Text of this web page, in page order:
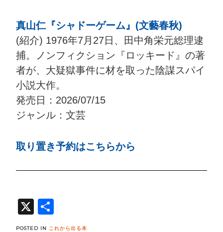
真山仁『シャドーゲーム』(文藝春秋)
(紹介) 1976年7月27日、田中角栄元総理逮
捕。ノンフィクション『ロッキード』の著
者が、大疑獄事件に材を取った陰謀スパイ
小説大作。
発売日：2026/07/15
ジャンル：文芸
取り置き予約はこちらから
X
有
POSTED IN これから出る本